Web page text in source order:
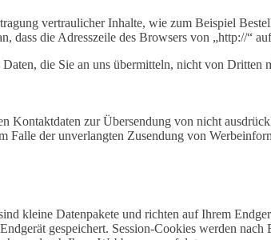
vertraulicher Inhalte, wie zum Beispiel
dass die Adresszeile des Browsers von „http://“
die Sie an uns übermitteln, nicht von Dritten
Kontaktdaten zur Übersendung von nicht
Falle der unverlangten Zusendung von
kleine Datenpakete und richten auf Ihrem
gespeichert. Session-Cookies werden